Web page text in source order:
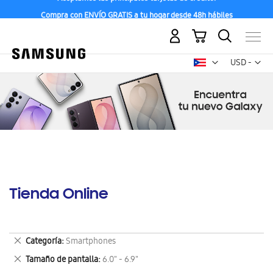
Compra con ENVÍO GRATIS a tu hogar desde 48h hábiles
USD -
dólar
Mi carrito
Tienda Online
Categoría Smartphones
Eliminar
este
artículo
Tamaño de pantalla 6.0" - 6.9"
Eliminar